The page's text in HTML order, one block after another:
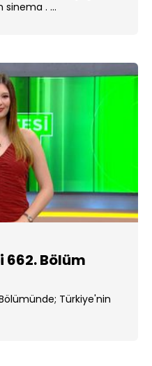
sinema . ...
Bölüm
Türkiye'nin